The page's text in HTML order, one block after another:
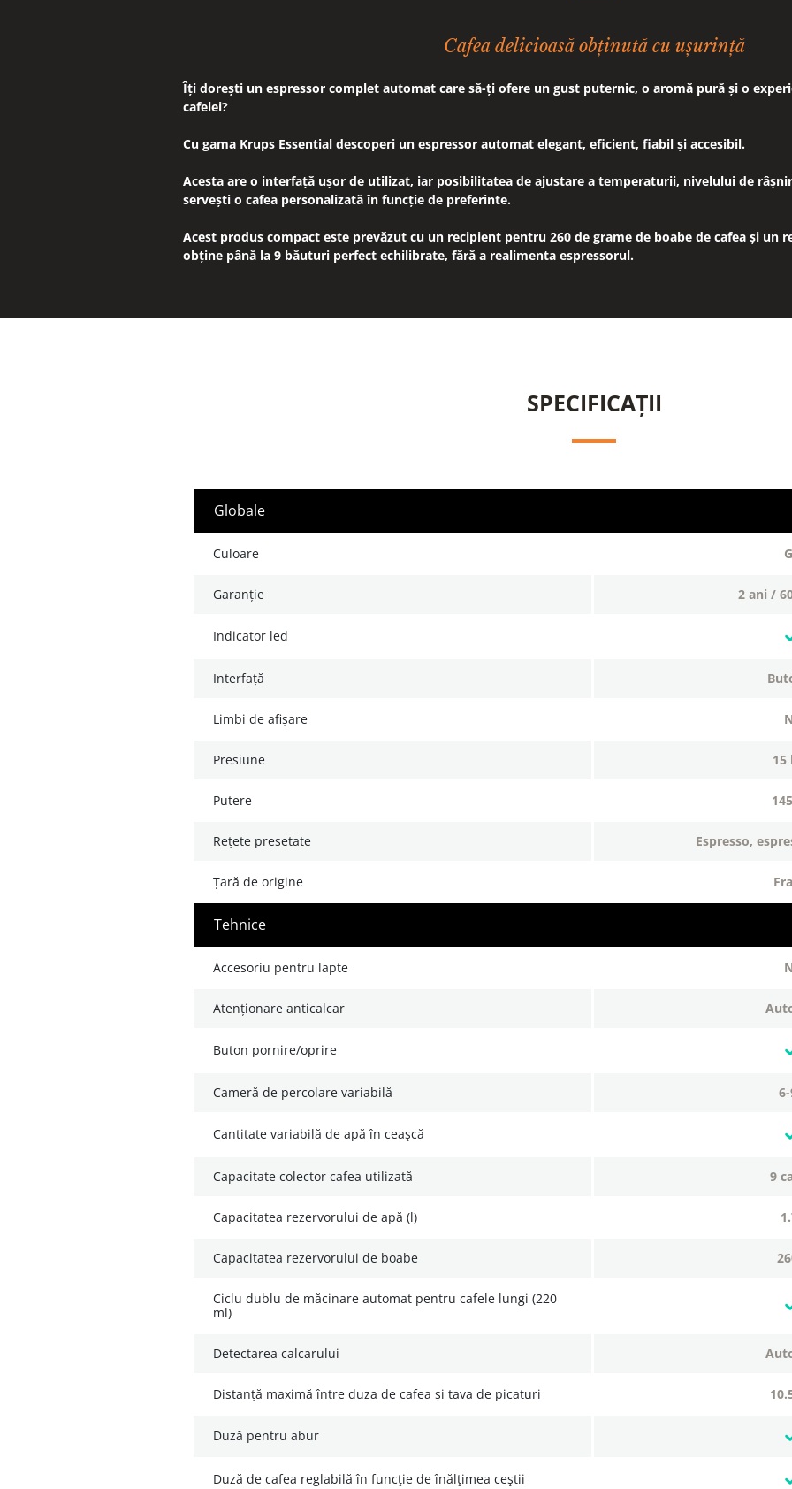
Cafea delicioasă obținută cu ușurință
Îți dorești un espressor complet automat care să-ți ofere un gust puternic, o aromă pură și o
cafelei?
Cu gama Krups Essential descoperi un espressor automat elegant, eficient, fiabil și accesibil.
Acesta are o interfață ușor de utilizat, iar posibilitatea de ajustare a temperaturii, nivelului de
servești o cafea personalizată în funcție de preferinte.
Acest produs compact este prevăzut cu un recipient pentru 260 de grame de boabe de cafea și un
obține până la 9 băuturi perfect echilibrate, fără a realimenta espressorul.
SPECIFICAȚII
globale
culoare
garanție 2 ani /
indicator led
interfață
limbi de afișare
presiune
putere
rețete presetate espresso,
țară de origine
tehnice
accesoriu pentru lapte
atenționare anticalcar
buton pornire/oprire
cameră de percolare variabilă
cantitate variabilă de apă în ceaşcă
capacitate colector cafea utilizată 9
capacitatea rezervorului de apă (l)
capacitatea rezervorului de boabe
ciclu dublu de măcinare automat pentru cafele lungi (220
ml)
detectarea calcarului
distanță maximă între duza de cafea și tava de picaturi
duză pentru abur
duză de cafea reglabilă în funcţie de înălţimea ceştii